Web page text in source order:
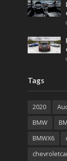
Tags
2020
BMW
BMWX6